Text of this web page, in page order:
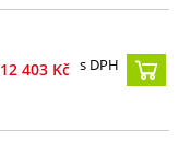
12 403 Kč s DPH